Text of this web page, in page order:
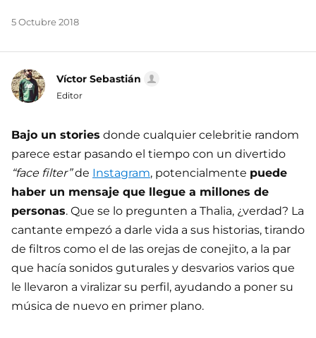
5 Octubre 2018
Víctor Sebastián
Editor
Bajo un stories donde cualquier celebritie random
parece estar pasando el tiempo con un divertido
“face filter”de Instagram, potencialmente puede
haber un mensaje que llegue a millones de
personas. Que se lo pregunten a Thalia, ¿verdad? La
cantante empezó a darle vida a sus historias, tirando
de filtros como el de las orejas de conejito, a la par
que hacía sonidos guturales y desvarios varios que
le llevaron a viralizar su perfil, ayudando a poner su
música de nuevo en primer plano.